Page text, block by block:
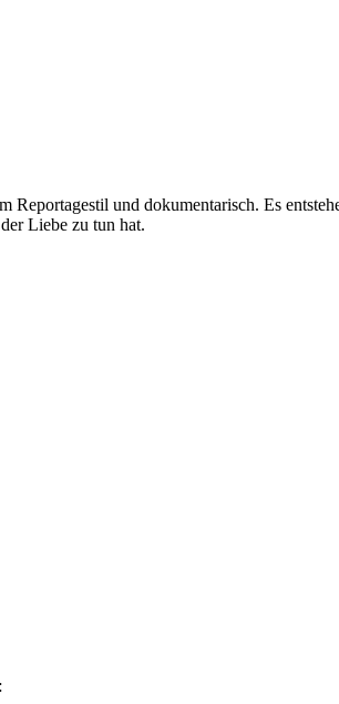
und dokumentarisch. Es
Liebe zu tun hat.